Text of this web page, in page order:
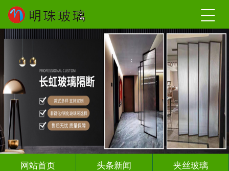
网站首页 头条新闻 夹丝玻璃